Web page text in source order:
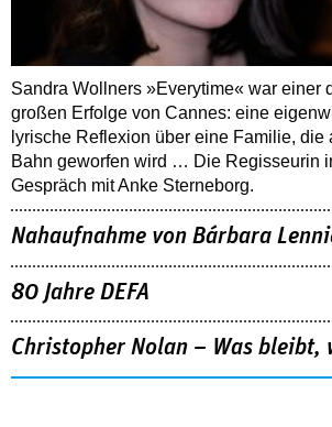
Sandra Wollners »Everytime« war einer
großen Erfolge von Cannes: eine
lyrische Reflexion über eine ­Familie, die
Bahn geworfen wird … Die Regisseurin
Gespräch mit Anke Sterneborg.
Nahaufnahme von Bárbara
80 Jahre DEFA
Christopher Nolan – Was bleibt,